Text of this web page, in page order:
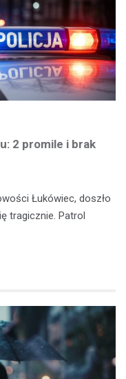
2 promile i brak
Łukówiec, doszło
tragicznie. Patrol